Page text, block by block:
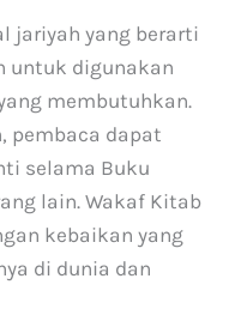
jariyah yang berarti
untuk digunakan
membutuhkan.
pembaca dapat
selama Buku
lain. Wakaf Kitab
kebaikan yang
di dunia dan